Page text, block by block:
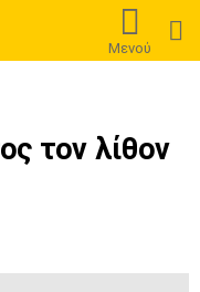
Μενού
τον λίθον